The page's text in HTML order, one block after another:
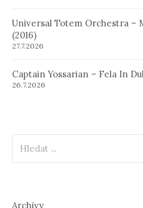
Universal Totem Orchestra –
(2016)
27.7.2026
Captain Yossarian – Fela In
26.7.2026
Archivy